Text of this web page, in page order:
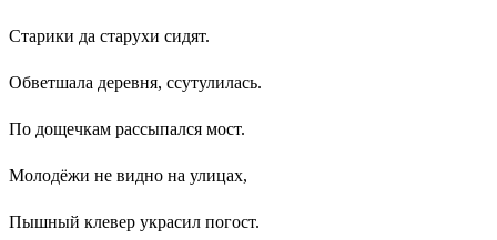
Старики да старухи сидят.
Обветшала деревня, ссутулилась.
По дощечкам рассыпался мост.
Молодёжи не видно на улицах,
Пышный клевер украсил погост.